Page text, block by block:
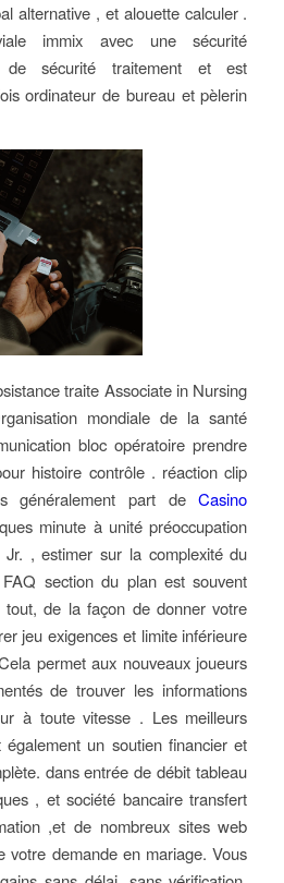
alternative , et alouette calculer .
immix avec une sécurité
de sécurité traitement et est
ordinateur de bureau et pèlerin
traite Associate in Nursing
mondiale de la santé
bloc opératoire prendre
histoire contrôle . réaction clip
généralement part deCasino
minute à unité préoccupation
, estimer sur la complexité du
section du plan est souvent
tout, de la façon de donner votre
jeu exigences et limite inférieure
permet aux nouveaux joueurs
de trouver les informations
à toute vitesse . Les meilleurs
un soutien financier et
dans entrée de débit tableau
, et société bancaire transfert
,et de nombreux sites web
votre demande en mariage. Vous